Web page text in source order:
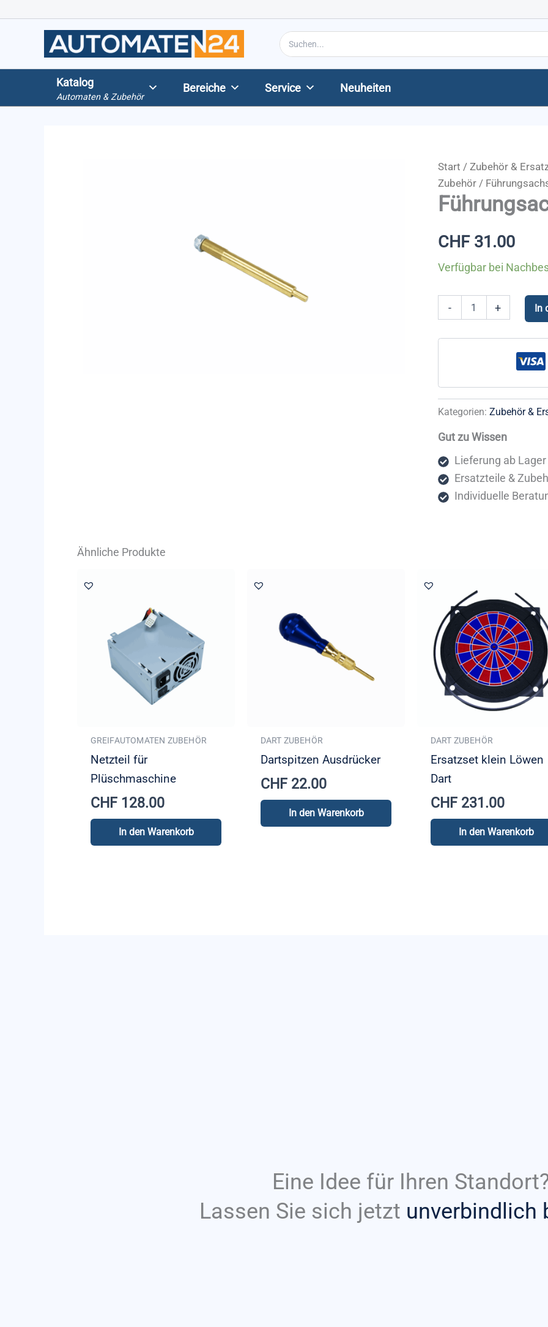
Search
for:
Katalog
Automaten & Zubehör
Bereiche Service Neuheiten
Start / Zubehör &
Zubehör/
CHF31.00
Verfügbar bei
- + In
Kategorien: Zubehör &
Gut zu Wissen
Lieferung ab Lager
Ersatzteile &
Individuelle
Ähnliche Produkte
GREIFAUTOMATEN ZUBEHÖR
Netzteil für
Plüschmaschine
CHF128.00
In den Warenkorb
DART ZUBEHÖR
Dartspitzen Ausdrücker
CHF22.00
In den Warenkorb
DART ZUBEHÖR
Ersatzset klein Löwen
Dart
CHF231.00
In den Warenkorb
Eine Idee für Ihren
Lassen Sie sich jetzt unverbindlich